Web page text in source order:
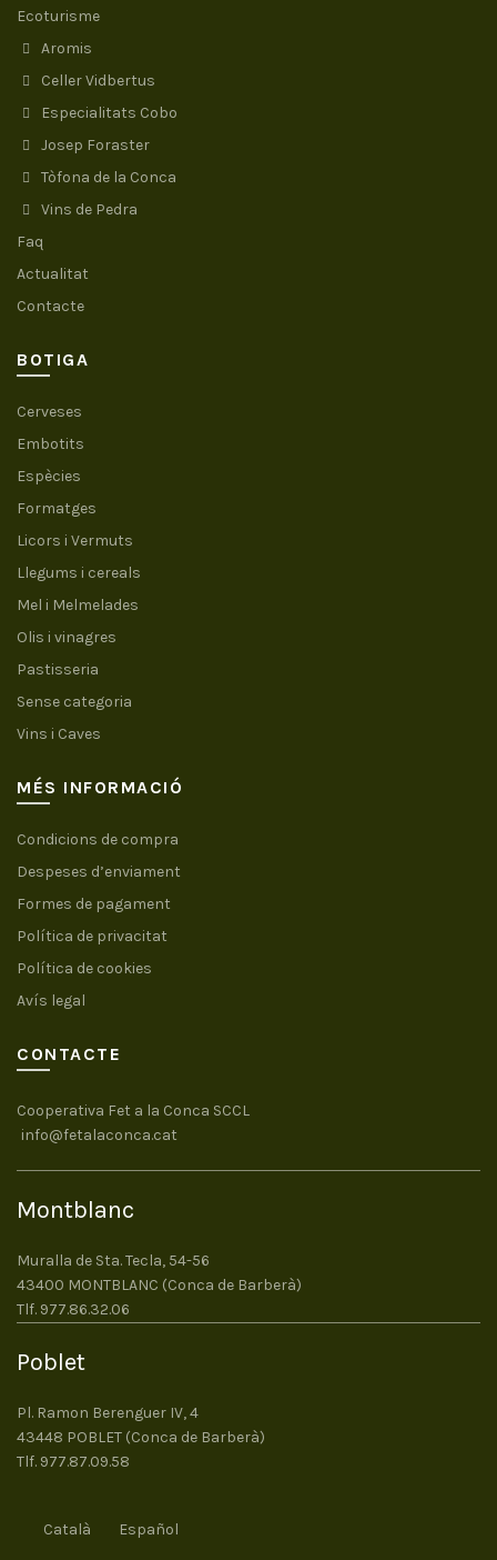
Ecoturisme
Aromis
Celler Vidbertus
Especialitats Cobo
Josep Foraster
Tòfona de la Conca
Vins de Pedra
Faq
Actualitat
Contacte
BOTIGA
Cerveses
Embotits
Espècies
Formatges
Licors i Vermuts
Llegums i cereals
Mel i Melmelades
Olis i vinagres
Pastisseria
Sense categoria
Vins i Caves
MÉS INFORMACIÓ
Condicions de compra
Despeses d’enviament
Formes de pagament
Política de privacitat
Política de cookies
Avís legal
CONTACTE
Cooperativa Fet a la Conca SCCL
info@fetalaconca.cat
Montblanc
Muralla de Sta. Tecla, 54-56
43400 MONTBLANC (Conca de Barberà)
Tlf. 977.86.32.06
Poblet
Pl. Ramon Berenguer IV, 4
43448 POBLET (Conca de Barberà)
Tlf. 977.87.09.58
Català Español